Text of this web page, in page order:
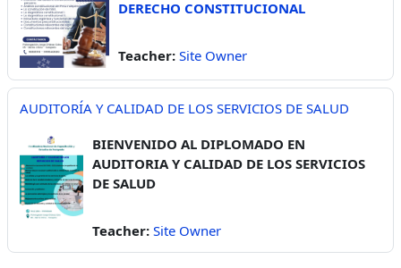
DERECHO CONSTITUCIONAL
Teacher: Site Owner
AUDITORÍA Y CALIDAD DE LOS SERVICIOS DE SALUD
BIENVENIDO AL DIPLOMADO EN
AUDITORIA Y CALIDAD DE LOS SERVICIOS
DE SALUD
Teacher: Site Owner